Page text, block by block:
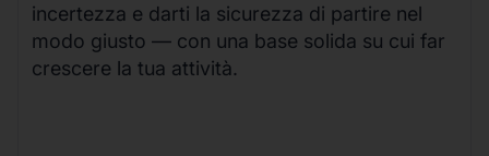
incertezza e darti la sicurezza di partire nel
modo giusto — con una base solida su cui far
crescere la tua attività.